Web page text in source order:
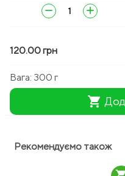
remove add
120.00 грн
Вага: 300 г
shopping_cart
Рекомендуємо також